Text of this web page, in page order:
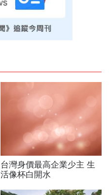
台灣身價最高企業少主 生
活像杯白開水